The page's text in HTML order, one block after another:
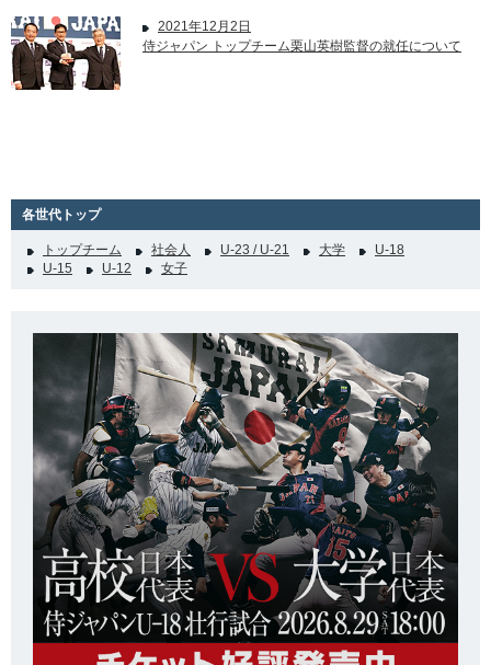
2021年12月2日
侍ジャパン トップチーム栗山英樹監督の就任について
各世代トップ
トップチーム 社会人 U-23 / U-21 大学
U-18
U-15
U-12 女子